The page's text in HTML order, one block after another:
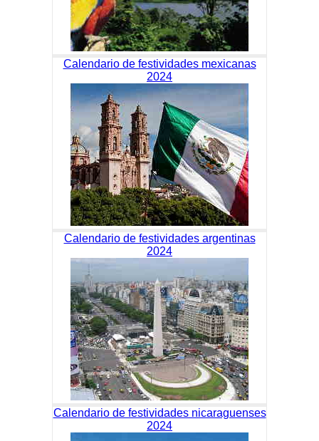
Calendario de festividades mexicanas
2024
Calendario de festividades argentinas
2024
Calendario de festividades nicaraguenses
2024